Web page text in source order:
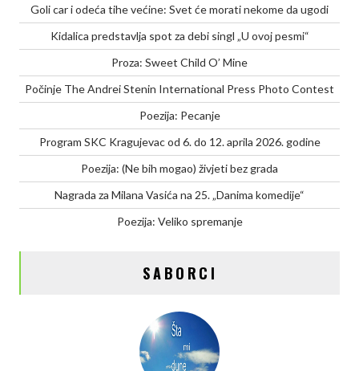
Goli car i odeća tihe većine: Svet će morati nekome da ugodi
Kidalica predstavlja spot za debi singl „U ovoj pesmi“
Proza: Sweet Child O’ Mine
Počinje The Andrei Stenin International Press Photo Contest
Poezija: Pecanje
Program SKC Kragujevac od 6. do 12. aprila 2026. godine
Poezija: (Ne bih mogao) živjeti bez grada
Nagrada za Milana Vasića na 25. „Danima komedije“
Poezija: Veliko spremanje
SABORCI